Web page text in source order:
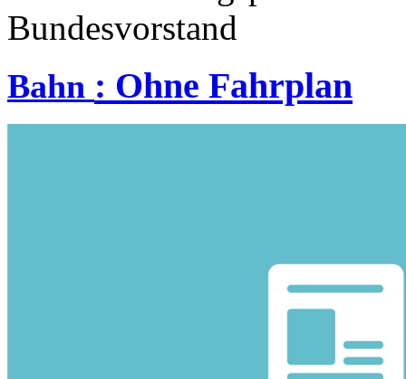
Bundesvorstand
Bahn : Ohne Fahrplan